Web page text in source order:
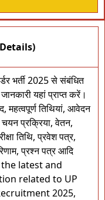
भर्ती 2025 से संबंधित
यहां प्राप्त करें।
महत्वपूर्ण तिथियां, आवेदन
प्रक्रिया, वेतन,
तिथि, प्रवेश पत्र,
प्रश्न पत्र आदि
the latest and
related to UP
2025,